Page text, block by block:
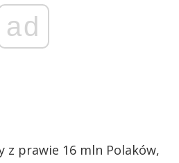
ad
z prawie 16 mln Polaków,